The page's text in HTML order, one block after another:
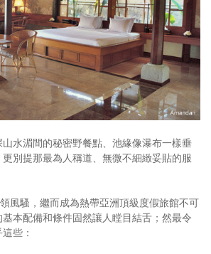
水湄間的秘密野餐點、池緣像瀑布一樣垂
別提那最為人稱道、無微不細緻妥貼的服
風騷，繼而成為熱帶亞洲頂級度假旅館不可
本配備和條件固然讓人瞠目結舌；然最令
些：